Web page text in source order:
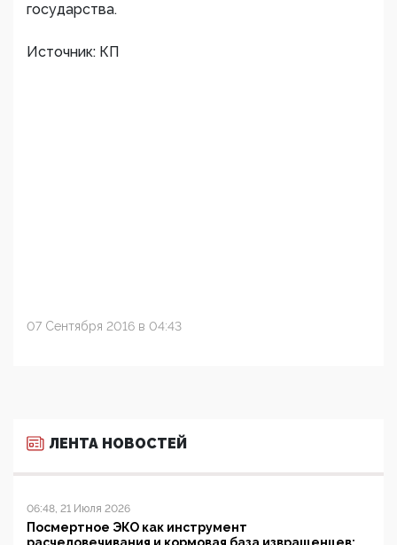
государства.
Источник: КП
07 Сентября 2016 в 04:43
ЛЕНТА НОВОСТЕЙ
06:48, 21 Июля 2026
Посмертное ЭКО как инструмент